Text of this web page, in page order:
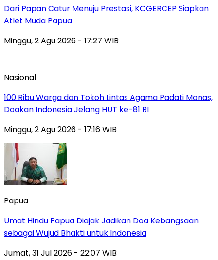
Dari Papan Catur Menuju Prestasi, KOGERCEP Siapkan
Atlet Muda Papua
Minggu, 2 Agu 2026 - 17:27 WIB
Nasional
100 Ribu Warga dan Tokoh Lintas Agama Padati Monas,
Doakan Indonesia Jelang HUT ke-81 RI
Minggu, 2 Agu 2026 - 17:16 WIB
Papua
Umat Hindu Papua Diajak Jadikan Doa Kebangsaan
sebagai Wujud Bhakti untuk Indonesia
Jumat, 31 Jul 2026 - 22:07 WIB